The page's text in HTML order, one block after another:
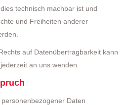
technisch machbar ist und
und Freiheiten anderer
auf Datenübertragbarkeit kann
an uns wenden.
Daten